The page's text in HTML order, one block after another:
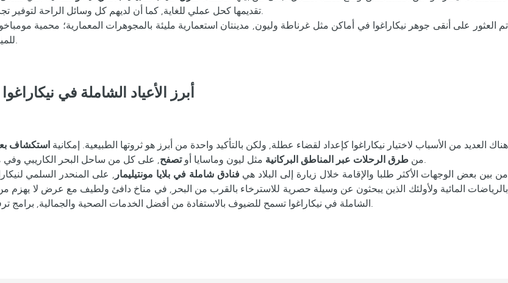
تقديمها كحل عملي للغاية, كما أن لديهم كل وسائل الراحة لتوفير تجربة فاخرة خلال فترة الإقامة دون تجاهل أهمية معرفة مباشرة طعم الأكثر أصالة.
تم العثور على أنقى جوهر نيكاراغوا في أماكن مثل غرناطة وليون, مدينتان استعمارية مليئة بالمجوهرات المعمارية؛ محمية
للمياه العذبة في أمريكا الوسطى أو منطقة القهوة ماتاغالبا, واحدة من أهم في القارة.
أبرز الأعياد الشاملة في نيكاراغوا
هناك العديد من الأسباب لاختيار نيكاراغوا كإعداد لقضاء عطلة, ولكن بالتأكيد واحدة من أبرز هو ثروتها الطبيعية. إمكانية استكشاف
من طرق الرحلات عبر المناطق البركانية مثل ليون وماسايا أوتصفح
, على كل من ساحل البحر الكاريبي وفي مياه المحيط الهادئ, يسلط الضوء على أهمية البيئة الطبيعية في العرض السياحي.
من بين بعض الوجهات الأكثر طلبا والإقامة خلال زيارة إلى البلاد هيفنادق شاملة في بلايا مونتيليمار , على المنحدر السلمي
بالرياضات المائية ولأولئك الذين يبحثون عن وسيلة حصرية للاسترخاء بالقرب من البحر, في مناخ دافئ ولطيف مع عرض لا يهزم
الشاملة في نيكاراغوا تسمح للضيوف بالاستفادة من أفضل الخدمات الصحية والجمالية, برامج ترفيهية نهارية وليلية لجميع أفراد العائلة ومرافق عالية الوقوف لقضاء عطلة فاخرة.